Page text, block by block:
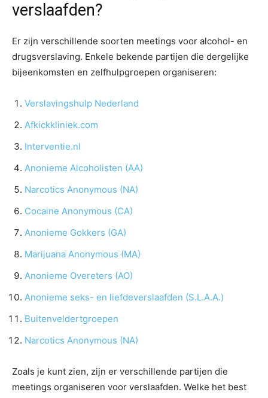
verslaafden?
Er zijn verschillende soorten meetings voor alcohol- en
drugsverslaving. Enkele bekende partijen die dergelijke
bijeenkomsten en zelfhulpgroepen organiseren:
Verslavingshulp Nederland
Afkickkliniek.com
Interventie.nl
Anonieme Alcoholisten (AA)
Narcotics Anonymous (NA)
Cocaine Anonymous (CA)
Anonieme Gokkers (GA)
Marijuana Anonymous (MA)
Anonieme Overeters (AO)
Anonieme seks- en liefdeverslaafden (S.L.A.A.)
Buitenveldertgroepen
Narcotics Anonymous (NA)
Zoals je kunt zien, zijn er verschillende partijen die
meetings organiseren voor verslaafden. Welke het best